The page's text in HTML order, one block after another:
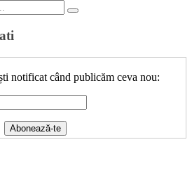
notificat când publicăm ceva nou: